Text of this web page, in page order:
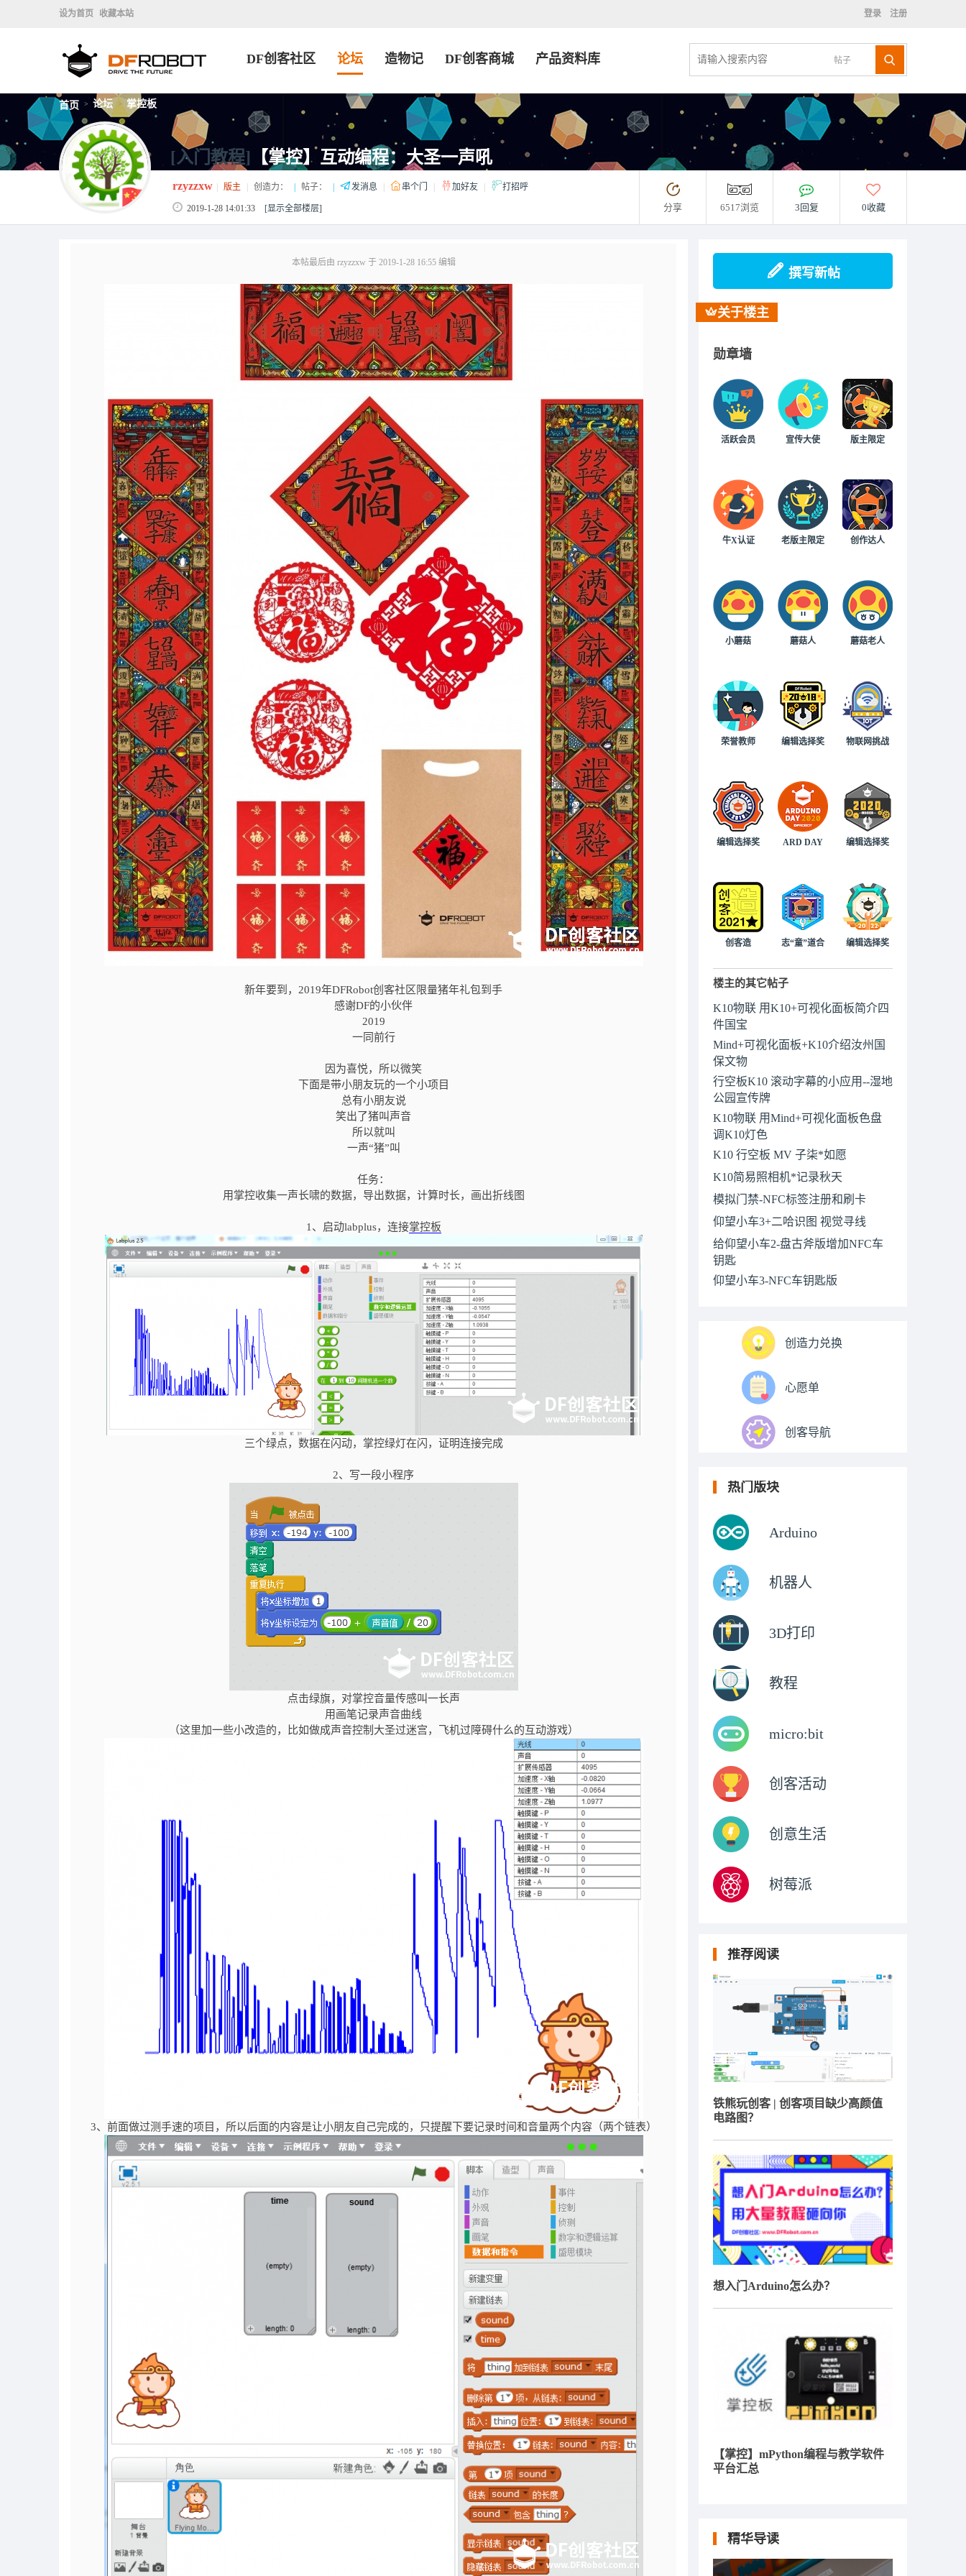
设为首页 收藏本站 登录 注册
帖子
DF创客社区 论坛 造物记 DF创客商城 产品资料库
首页 > 论坛 > 掌控板
[入门教程] 【掌控】互动编程：大圣一声吼
rzyzzxw 版主 创造力： 帖子： 发消息 串个门 加好友 打招呼
2019-1-28 14:01:33 [显示全部楼层] 分享 6517浏览 3回复 0收藏
本帖最后由 rzyzzxw 于 2019-1-28 16:55 编辑
新年要到， 2019年DFRobot创客社区限量猪年礼包到手
感谢DF的小伙伴
2019
一同前行
因为喜悦，所以微笑
下面是带小朋友玩的一个小项目
总有小朋友说
笑出了猪叫声音
所以就叫
一声“猪”叫
任务：
用掌控收集一声长啸的数据， 导出数据， 计算时长，画出折线图
1、启动labplus，连接掌控板
三个绿点，数据在闪动，掌控绿灯在闪，证明连接完成
2、写一段小程序
点击绿旗，对掌控音量传感叫一长声
用画笔记录声音曲线
（这里加一些小改造的，比如做成声音控制大圣过迷宫，飞机过障碍什么的互动游戏）
3、前面做过测手速的项目，所以后面的内容是让小朋友自己完成的，只提醒下要记录时间和音量两个内容（两个链表）
撰写新帖
关于楼主
勋章墙
活跃会员 宣传大使 版主限定
牛X认证 老版主限定 创作达人
小蘑菇 蘑菇人 蘑菇老人
荣誉教师 编辑选择奖 物联网挑战
编辑选择奖 ARD DAY 编辑选择奖
创客造 志“童”道合 编辑选择奖
楼主的其它帖子
K10物联 用K10+可视化面板简介四
件国宝
Mind+可视化面板+K10介绍汝州国
保文物
行空板K10 滚动字幕的小应用--湿地
公园宣传牌
K10物联 用Mind+可视化面板色盘
调K10灯色
K10 行空板 MV 子柒*如愿
K10简易照相机*记录秋天
模拟门禁-NFC标签注册和刷卡
仰望小车3+二哈识图 视觉寻线
给仰望小车2-盘古斧版增加NFC车
钥匙
仰望小车3-NFC车钥匙版
创造力兑换
心愿单
创客导航
热门版块
Arduino
机器人
3D打印
教程
micro:bit
创客活动
创意生活
树莓派
推荐阅读
铁熊玩创客 | 创客项目缺少高颜值
电路图？
想入门Arduino怎么办？
【掌控】mPython编程与教学软件
平台汇总
精华导读